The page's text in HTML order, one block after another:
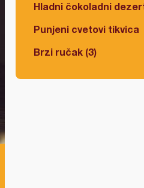
Hladni čokoladni
Punjeni cvetovi tikvica
Brzi ručak (3)